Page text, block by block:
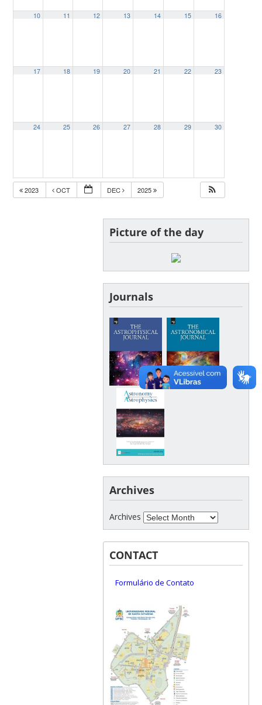
10 11 12 13 14 15 16
17 18 19 20 21 22 23
24 25 26 27 28 29 30
2023 OCT DEC 2025
Picture of the day
Journals
Archives
Archives
CONTACT
Formulário de Contato